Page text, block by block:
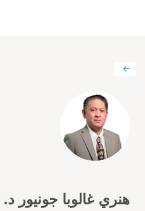
هنري غالوبا جونيور د.